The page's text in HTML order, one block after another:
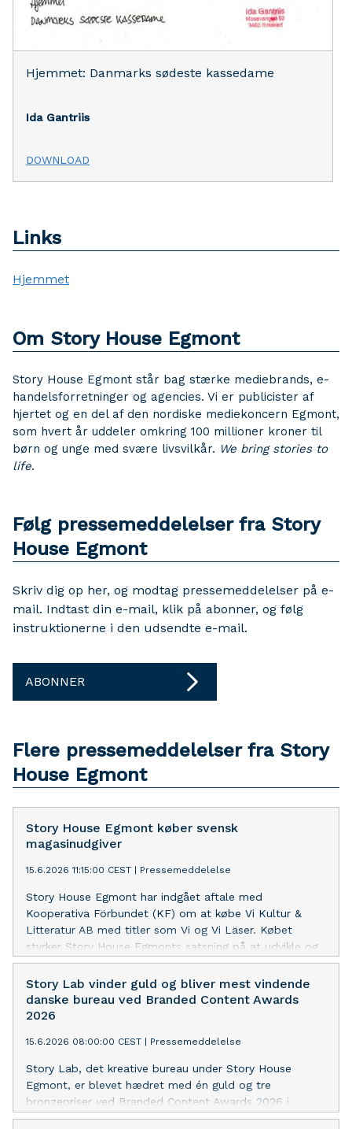
Hjemmet: Danmarks sødeste kassedame
Ida Gantriis
DOWNLOAD
Links
Hjemmet
Om Story House Egmont
Story House Egmont står bag stærke mediebrands, e-
handelsforretninger og agencies. Vi er publicister af
hjertet og en del af den nordiske mediekoncern Egmont,
som hvert år uddeler omkring 100 millioner kroner til
børn og unge med svære livsvilkår. We bring stories to
life.
Følg pressemeddelelser fra Story
House Egmont
Skriv dig op her, og modtag pressemeddelelser på e-
mail. Indtast din e-mail, klik på abonner, og følg
instruktionerne i den udsendte e-mail.
ABONNER
Flere pressemeddelelser fra Story
House Egmont
Story House Egmont køber svensk
magasinudgiver
15.6.2026 11:15:00 CEST | Pressemeddelelse
Story House Egmont har indgået aftale med
Kooperativa Förbundet (KF) om at købe Vi Kultur &
Litteratur AB med titler som Vi og Vi Läser. Købet
styrker Story House Egmonts satsning på at udvikle og
vækste sin medievirksomhed i og uden for Skandinavien
med fokus på kvalitetsjournalistik og stærkt indhold i
alle kanaler.
Story Lab vinder guld og bliver mest vindende
danske bureau ved Branded Content Awards
2026
15.6.2026 08:00:00 CEST | Pressemeddelelse
Story Lab, det kreative bureau under Story House
Egmont, er blevet hædret med én guld og tre
bronzepriser ved Branded Content Awards 2026 i
London. Med fire priser i alt blev Story Lab samtidig